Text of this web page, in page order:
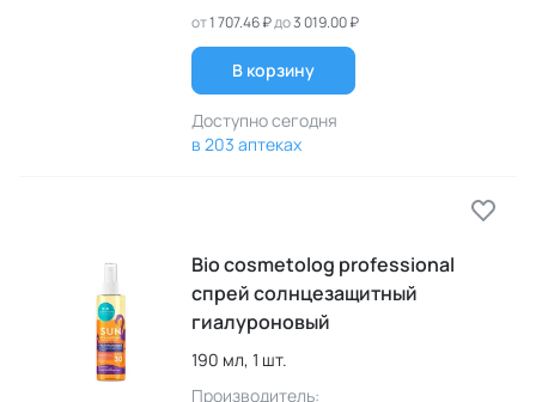
от1 707.46 ₽до3 019.00 ₽
В корзину
Доступно сегодня
в 203 аптеках
Bio cosmetolog professional
спрей солнцезащитный
гиалуроновый
190 мл, 1 шт.
Производитель: